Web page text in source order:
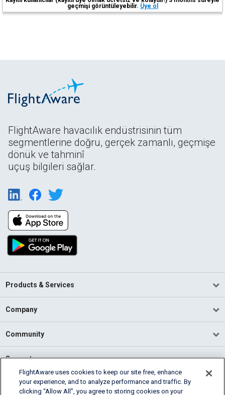
geçmişi görüntüleyebilir. Üye ol
FlightAware havacılık endüstrisinin tüm
segmentlerine doğru, gerçek zamanlı, geçmişe
dönük ve tahminî
uçuş bilgileri sağlar.
Products & Services
Company
Community
Support
English (USA)
FlightAware uses cookies to keep our site free, enhance
your experience, and to analyze performance and traffic. By
clicking “Allow All”, you agree to storing cookies on your